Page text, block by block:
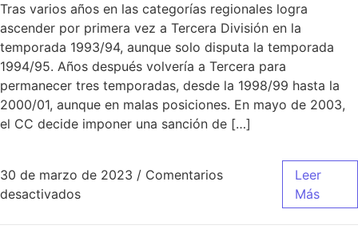
Tras varios años en las categorías regionales logra
ascender por primera vez a Tercera División en la
temporada 1993/94, aunque solo disputa la temporada
1994/95. Años después volvería a Tercera para
permanecer tres temporadas, desde la 1998/99 hasta la
2000/01, aunque en malas posiciones. En mayo de 2003,
el CC decide imponer una sanción de […]
30 de marzo de 2023 / Comentarios
desactivadosen camiseta real madrid 2020 lila
Leer
Más